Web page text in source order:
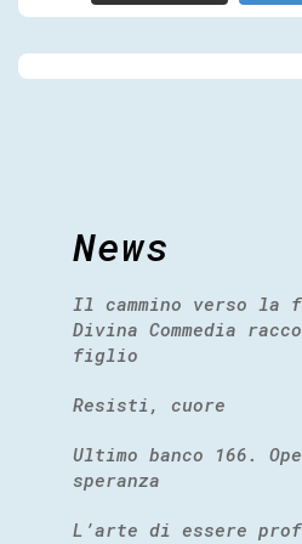
News
Il cammino verso la
Divina Commedia
figlio
Resisti, cuore
Ultimo banco 166.
speranza
L’arte di essere prof